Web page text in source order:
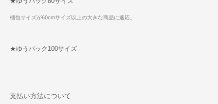
梱包サイズが60cmサイズ以上の大きな商品に適応。
★ゆうパック100サイズ
支払い方法について